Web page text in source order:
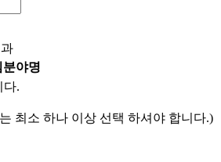
분야명
다.
최소 하나 이상 선택 하셔야 합니다.)